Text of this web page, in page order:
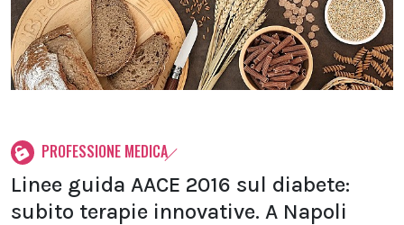
PROFESSIONE MEDICA
Linee guida AACE 2016 sul diabete:
subito terapie innovative. A Napoli